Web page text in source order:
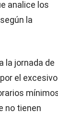
analice los
la
la jornada de
el excesivo
no tienen